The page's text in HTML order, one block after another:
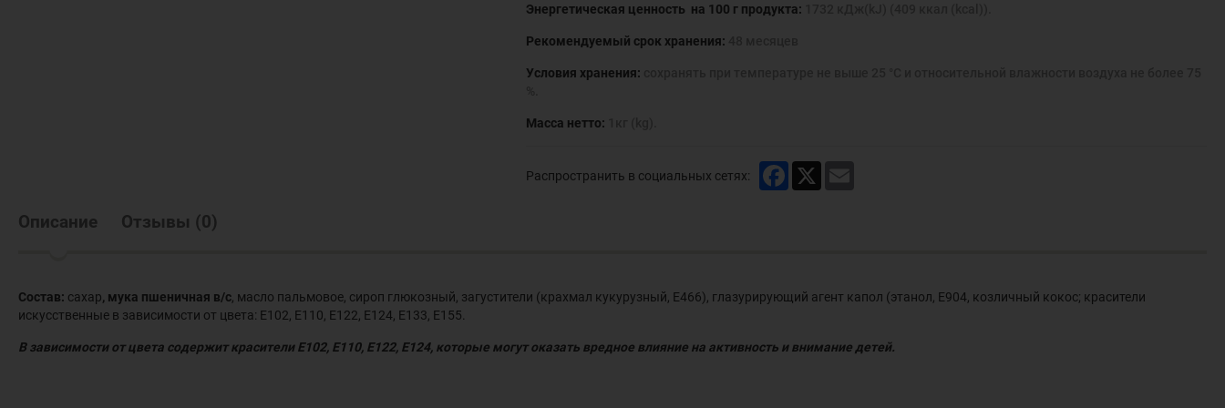
Энергетическая ценность на 100 г продукта:
Рекомендуемый срок хранения:
Условия хранения:
Масса нетто:
Распространить в социальных сетях: Facebook
Описание Отзывы (0)
Состав: сахар, мука пшеничная в/с , масло пальмовое, сироп глюкозный, загустители (крахмал кукурузный, Е466), глазурирующий агент капол (этанол, Е904, козличный кокос; красители
искусственные в зависимости от цвета: Е102, Е110, Е122, Е124, Е133, Е155.
В зависимости от цвета содержит красители Е102, Е110, Е122, Е124, которые могут оказать вредное влияние на активность и внимание детей.